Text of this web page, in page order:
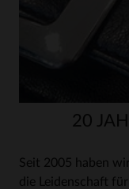
20
Seit 2005 haben
die Leidenschaft